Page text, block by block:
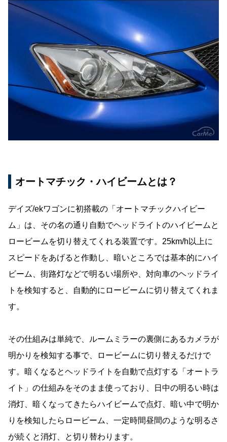
オートマチック・ハイビームとは？
デイズ/ekワゴンに初搭載の「オートマチックハイビー
ム」は、その名の通り自動でヘッドライトのハイビームと
ロービームを切り替えてくれる装置です。25km/h以上に
スピードをあげると作動し、暗いところでは基本的にハイ
ビーム、街路灯などで明るい場所や、対向車のヘッドライ
トを検知すると、自動的にロービームに切り替えてくれま
す。
その仕組みは単純で、ルームミラーの裏側にあるカメラが
明かりを検知する事で、ロービームに切り替えるだけで
す。暗くなるとヘッドライトを自動で点灯する「オートラ
イト」の仕組みをそのまま使っており、日中の明るい時は
消灯、暗くなってきたらハイビームで点灯、暗い中で明か
りを検知したらロービーム、一定時間昼間のような明るさ
が続くと消灯、と切り替わります。